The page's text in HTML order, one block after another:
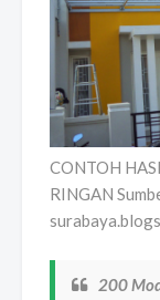
CONTOH
RINGAN
200